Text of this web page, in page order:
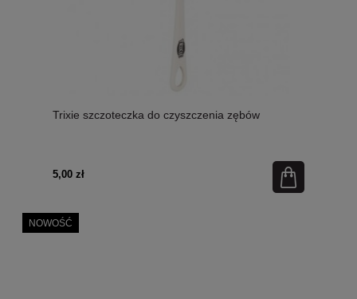
Trixie szczoteczka do czyszczenia zębów
5,00 zł
NOWOŚĆ